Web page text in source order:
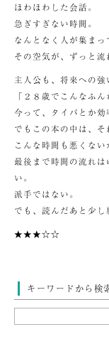
ほわほわした会話。
急ぎすぎない時間。
なんとなく人が集まっ
その空気が、ずっと流
主人公も、将来への強
「２８歳でこんなふ
今って、タイパとか効
でもこの本の中は、そ
こんな時間も悪くない
最後まで時間の流れ
い。
派手ではない。
でも、読んだあと少し
★★★☆☆
キーワードから検